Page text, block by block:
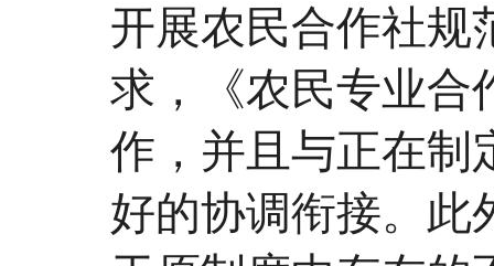
开展农民合作社规
求，《农民专业合
作，并且与正在制
好的协调衔接。此